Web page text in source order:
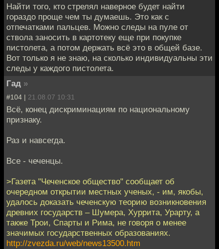
Найти того, кто стрелял наверное будет найти
гораздо проще чем ты думаешь. Это как с
отпечатками пальцев. Можно следы на пуле от
ствола заносить в картотеку еще при покупке
пистолета, а потом держать всё это в общей базе.
Вот только я не знаю, на сколько индивидуальны эти
следы у каждого пистолета.
Гад »
#104 | 21.08.07 10:31
Всё, конец дискриминациям по национальному
признаку.
Раз и навсегда.
Все - чеченцы.
>Газета "Чеченское общество" сообщает об
очередном открытии местных ученых, - им, якобы,
удалось доказать чеченскую теорию возникновения
древних государств – Шумера, Хуррита, Урарту, а
также Трои, Спарты и Рима, не говоря о менее
значимых государственных образованиях.
http://zvezda.ru/web/news13500.htm